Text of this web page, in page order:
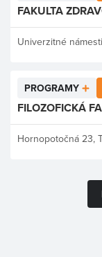
FAKULTA
Univerzitné
PROGRAMY
FILOZOFICKÁ
Hornopotočná 23,